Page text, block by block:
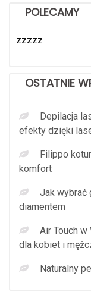
POLECAMY
zzzzz
OSTATNIE
Depilacja
efekty dzięki
Filippo
komfort
Jak wybrać
diamentem
Air Touch
dla kobiet i
Naturalny